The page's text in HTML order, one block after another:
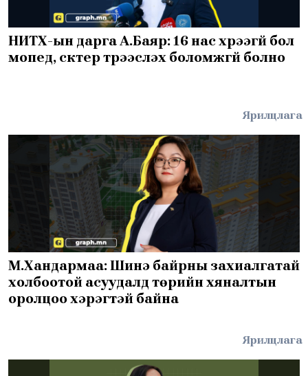
НИТХ-ын дарга А.Баяр: 16 нас хүрээгүй бол
мопед, скүүтер түрээслэх боломжгүй болно
Ярилцлага
М.Хандармаа: Шинэ байрны захиалгатай
холбоотой асуудалд төрийн хяналтын
оролцоо хэрэгтэй байна
Ярилцлага